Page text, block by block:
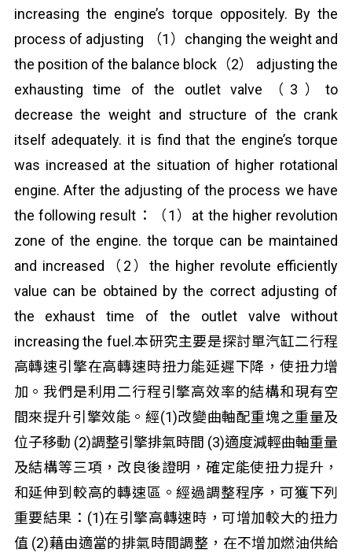
increasing the engine’s torque oppositely. By the
process of adjusting （1）changing the weight and
the position of the balance block（2） adjusting the
exhausting time of the outlet valve（3）to
decrease the weight and structure of the crank
itself adequately. it is find that the engine’s torque
was increased at the situation of higher rotational
engine. After the adjusting of the process we have
the following result：（1）at the higher revolution
zone of the engine. the torque can be maintained
and increased（2）the higher revolute efficiently
value can be obtained by the correct adjusting of
the exhaust time of the outlet valve without
increasing the fuel.本研究主要是探討單汽缸二行程
高轉速引擎在高轉速時扭力能延遲下降，使扭力增
加。我們是利用二行程引擎高效率的結構和現有空
間來提升引擎效能。經(1)改變曲軸配重塊之重量及
位子移動 (2)調整引擎排氣時間 (3)適度減輕曲軸重量
及結構等三項，改良後證明，確定能使扭力提升，
和延伸到較高的轉速區。經過調整程序，可獲下列
重要結果：(1)在引擎高轉速時，可增加較大的扭力
值 (2)藉由適當的排氣時間調整，在不增加燃油供給